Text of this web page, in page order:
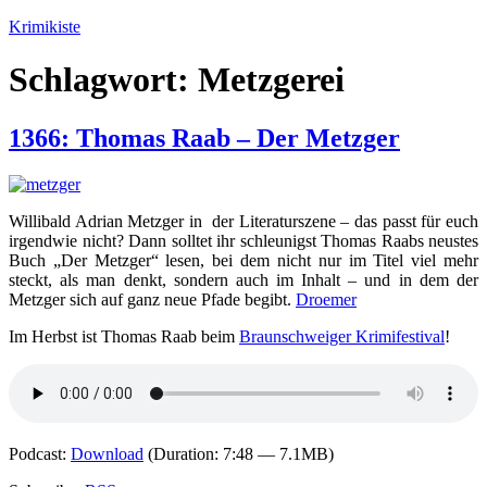
Zum
springen
Krimikiste
Schlagwort: Metzgerei
1366: Thomas Raab – Der Metzger
Willibald Adrian Metzger in der Literaturszene – das passt für euch
irgendwie nicht? Dann solltet ihr schleunigst Thomas Raabs neustes
Buch „Der Metzger“ lesen, bei dem nicht nur im Titel viel mehr
steckt, als man denkt, sondern auch im Inhalt – und in dem der
Metzger sich auf ganz neue Pfade begibt. Droemer
Im Herbst ist Thomas Raab beim Braunschweiger Krimifestival!
Podcast: Download (Duration: 7:48 — 7.1MB)